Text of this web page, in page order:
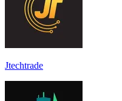
Jtechtrade